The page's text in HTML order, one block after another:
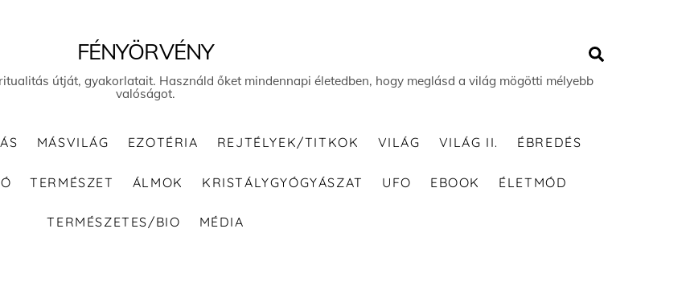
FÉNYÖRVÉNY
útját, gyakorlatait. Használd őket mindennapi életedben, hogy meglásd a világ mögötti mélyebb
valóságot.
MÁSVILÁG EZOTÉRIA REJTÉLYEK/TITKOK VILÁG VILÁG II. ÉBREDÉS
TERMÉSZET ÁLMOK KRISTÁLYGYÓGYÁSZAT UFO EBOOK ÉLETMÓD
TERMÉSZETES/BIO MÉDIA